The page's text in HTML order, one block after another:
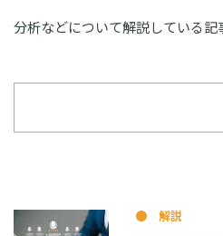
分析などについて解説している記
解説